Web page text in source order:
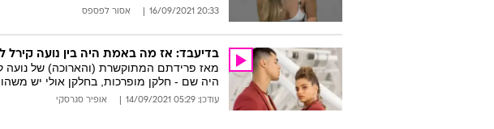
20:33 16/09/2021 אסור לפספס
בדיעבד: אז מה באמת היה בין נועה קירל
מאז פרידתם המתוקשרת (והארוכה) של נועה
היה שם - חלקן מופרכות, בחלקן אולי יש
עודכן: 05:29 14/09/2021 אופיר סגרסקי